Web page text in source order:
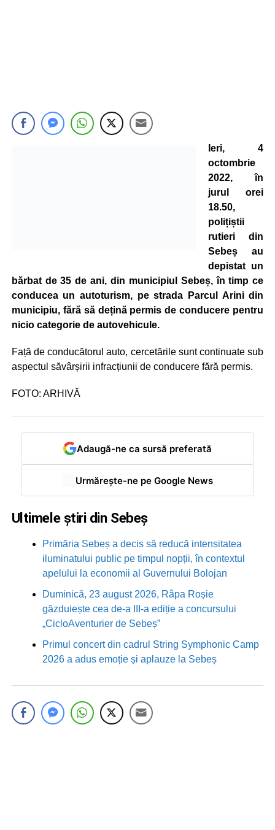
Ieri, 4
octombrie
2022, în
jurul orei
18.50,
polițiștii
rutieri din
Sebeș au
depistat un
bărbat de 35 de ani, din municipiul Sebeș, în timp ce
conducea un autoturism, pe strada Parcul Arini din
municipiu, fără să dețină permis de conducere pentru
nicio categorie de autovehicule.
Față de conducătorul auto, cercetările sunt continuate sub
aspectul săvârșirii infracțiunii de conducere fără permis.
FOTO: ARHIVĂ
Adaugă-ne ca sursă preferată
Urmărește-ne pe Google News
Ultimele știri din Sebeș
Primăria Sebeș a decis să reducă intensitatea
iluminatului public pe timpul nopții, în contextul
apelului la economii al Guvernului Bolojan
Duminică, 23 august 2026, Râpa Roșie
găzduiește cea de-a III-a ediție a concursului
„CicloAventurier de Sebeș”
Primul concert din cadrul String Symphonic Camp
2026 a adus emoție și aplauze la Sebeș